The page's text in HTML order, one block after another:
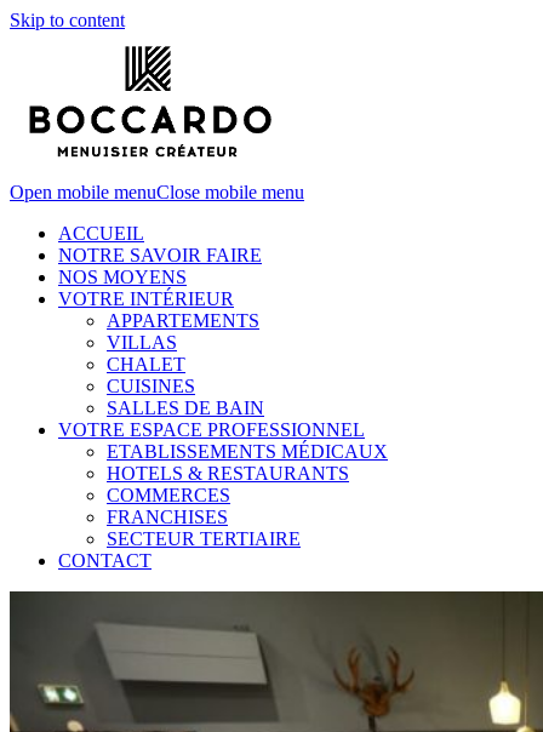
Skip to content
Open mobile menuClose mobile menu
ACCUEIL
NOTRE SAVOIR FAIRE
NOS MOYENS
VOTRE INTÉRIEUR
APPARTEMENTS
VILLAS
CHALET
CUISINES
SALLES DE BAIN
VOTRE ESPACE PROFESSIONNEL
ETABLISSEMENTS MÉDICAUX
HOTELS & RESTAURANTS
COMMERCES
FRANCHISES
SECTEUR TERTIAIRE
CONTACT